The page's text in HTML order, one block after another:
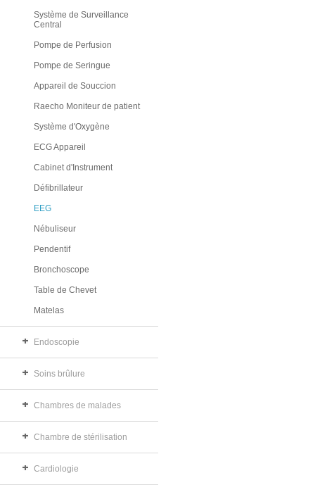
Système de Surveillance
Central
Pompe de Perfusion
Pompe de Seringue
Appareil de Souccion
Raecho Moniteur de patient
Système d'Oxygène
ECG Appareil
Cabinet d'Instrument
Défibrillateur
EEG
Nébuliseur
Pendentif
Bronchoscope
Table de Chevet
Matelas
Endoscopie
Soins brûlure
Chambres de malades
Chambre de stérilisation
Cardiologie